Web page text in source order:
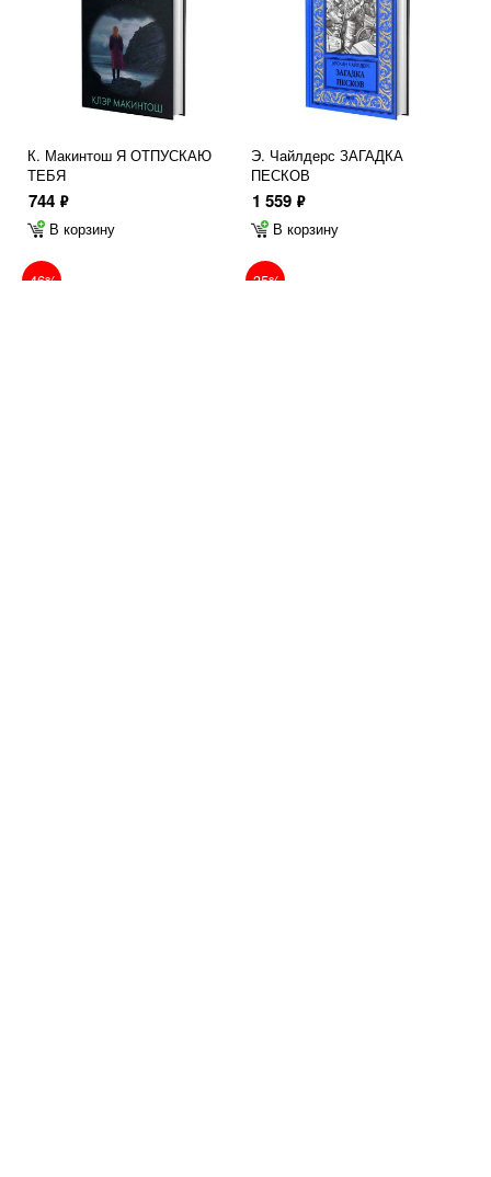
К. Макинтош Я ОТПУСКАЮ
ТЕБЯ
744 ф
В корзину
Э. Чайлдерс ЗАГАДКА
ПЕСКОВ
1 559 ф
В корзину
-46% -35%